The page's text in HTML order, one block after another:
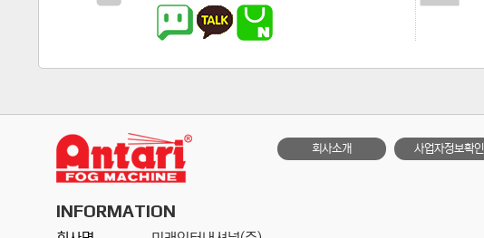
회사소개 사업자정보확인
INFORMATION